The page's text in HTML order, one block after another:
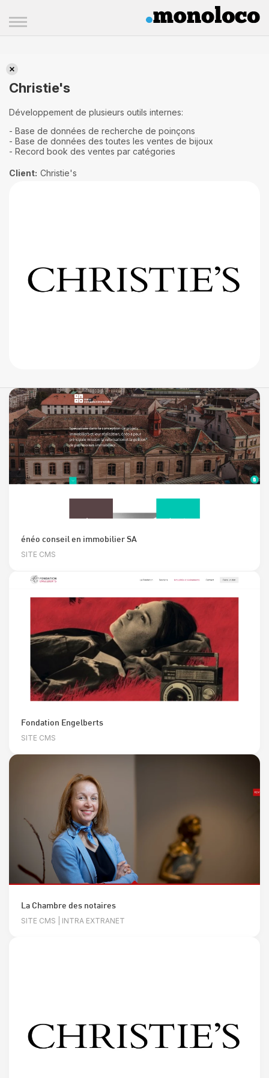
Christie's
Développement de plusieurs outils internes:
- Base de données de recherche de poinçons
- Base de données des toutes les ventes de bijoux
- Record book des ventes par catégories
Client: Christie's
énéo conseil en immobilier SA
SITE CMS
Fondation Engelberts
SITE CMS
La Chambre des notaires
SITE CMS | INTRA EXTRANET